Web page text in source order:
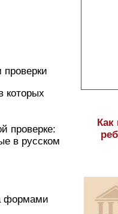
которых
проверке:
в русском
формами